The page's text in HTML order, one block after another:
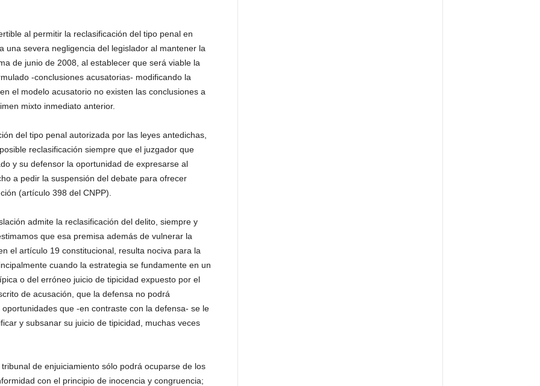
al permitir la reclasificación del tipo penal en
una severa negligencia del legislador al mantener la
de junio de 2008, al establecer que será viable la
-conclusiones acusatorias- modificando la
el modelo acusatorio no existen las conclusiones a
mixto inmediato anterior.
del tipo penal autorizada por las leyes antedichas,
reclasificación siempre que el juzgador que
y su defensor la oportunidad de expresarse al
a pedir la suspensión del debate para ofrecer
(artículo 398 del CNPP).
admite la reclasificación del delito, siempre y
que esa premisa además de vulnerar la
el artículo 19 constitucional, resulta nociva para la
cuando la estrategia se fundamente en un
o del erróneo juicio de tipicidad expuesto por el
de acusación, que la defensa no podrá
que -en contraste con la defensa- se le
y subsanar su juicio de tipicidad, muchas veces
de enjuiciamiento sólo podrá ocuparse de los
con el principio de inocencia y congruencia;